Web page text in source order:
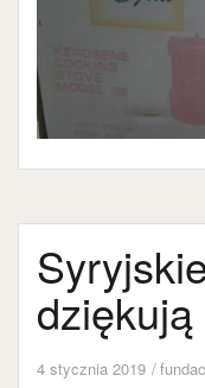
4 stycznia 2019